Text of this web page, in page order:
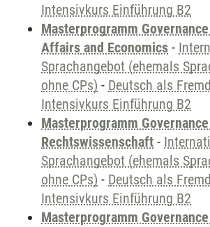
Intensivkurs Einführung B2
Masterprogramm
Affairs and Economics -
Sprachangebot (ehemals
ohne CPs) - Deutsch als
Intensivkurs Einführung B2
Masterprogramm
Rechtswissenschaft -
Sprachangebot (ehemals
ohne CPs) - Deutsch als
Intensivkurs Einführung B2
Masterprogramm